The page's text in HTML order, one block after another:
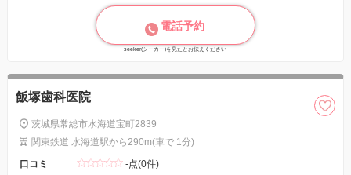
電話予約
seeker(シーカー)を見たとお伝えください
飯塚歯科医院
茨城県常総市水海道宝町2839
関東鉄道 水海道駅から290m(車で 1分)
口コミ
-点(0件)